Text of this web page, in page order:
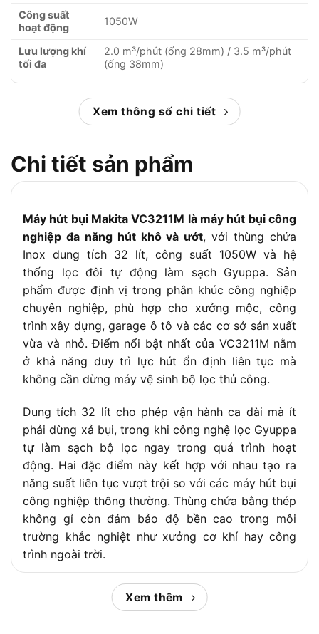
Công suất
hoạt động
1050W
Lưu lượng khí
tối đa
2.0 m³/phút (ống 28mm) / 3.5 m³/phút
(ống 38mm)
Lực hút tối đa
22.0 kPa (2240 mmH₂O)
Dung tích bụi
32 Lít
chứa nước
27 Lít
Chất liệu
Hệ thống lọc
Lọc đôi tự động làm sạch Gyuppa
Chiều dài dây
điện
5.0 mét
Độ ồn
72.5 dB(A)
Kích thước (D
x R x C)
552 x 398 x 685 mm
Trọng lượng 16.9 kg
Tiện ích
Chuông báo lọc tắc và bình đầy, bánh xe
khóa chống trượt
Xem thông số chi tiết
Chi tiết sản phẩm
Máy hút bụi Makita VC3211M là máy hút bụi công
nghiệp đa năng hút khô và ướt, với thùng chứa
Inox dung tích 32 lít, công suất 1050W và hệ
thống lọc đôi tự động làm sạch Gyuppa. Sản
phẩm được định vị trong phân khúc công nghiệp
chuyên nghiệp, phù hợp cho xưởng mộc, công
trình xây dựng, garage ô tô và các cơ sở sản xuất
vừa và nhỏ. Điểm nổi bật nhất của VC3211M nằm
ở khả năng duy trì lực hút ổn định liên tục mà
không cần dừng máy vệ sinh bộ lọc thủ công.
Dung tích 32 lít cho phép vận hành ca dài mà ít
phải dừng xả bụi, trong khi công nghệ lọc Gyuppa
tự làm sạch bộ lọc ngay trong quá trình hoạt
động. Hai đặc điểm này kết hợp với nhau tạo ra
năng suất liên tục vượt trội so với các máy hút bụi
công nghiệp thông thường. Thùng chứa bằng thép
không gỉ còn đảm bảo độ bền cao trong môi
trường khắc nghiệt như xưởng cơ khí hay công
trình ngoài trời.
Để đánh giá toàn diện, bài viết này
sẽ lần lượt phân tích thông số kỹ thuật chi
Xem thêm